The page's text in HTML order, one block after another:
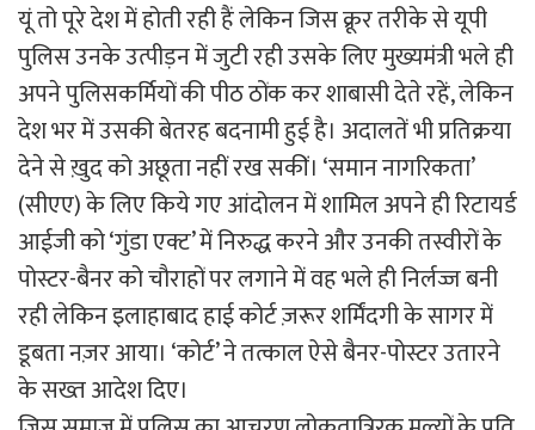
यूं तो पूरे देश में होती रही हैं लेकिन जिस क्रूर तरीके से यूपी
पुलिस उनके उत्पीड़न में जुटी रही उसके लिए मुख्यमंत्री भले ही
अपने पुलिसकर्मियों की पीठ ठोंक कर शाबासी देते रहें, लेकिन
देश भर में उसकी बेतरह बदनामी हुई है। अदालतें भी प्रतिक्रया
देने से ख़ुद को अछूता नहीं रख सकीं। ‘समान नागरिकता’
(सीएए) के लिए किये गए आंदोलन में शामिल अपने ही रिटायर्ड
आईजी को ‘गुंडा एक्ट’ में निरुद्ध करने और उनकी तस्वीरों के
पोस्टर-बैनर को चौराहों पर लगाने में वह भले ही निर्लज्ज बनी
रही लेकिन इलाहाबाद हाई कोर्ट ज़रूर शर्मिंदगी के सागर में
डूबता नज़र आया। ‘कोर्ट’ ने तत्काल ऐसे बैनर-पोस्टर उतारने
के सख्त आदेश दिए।